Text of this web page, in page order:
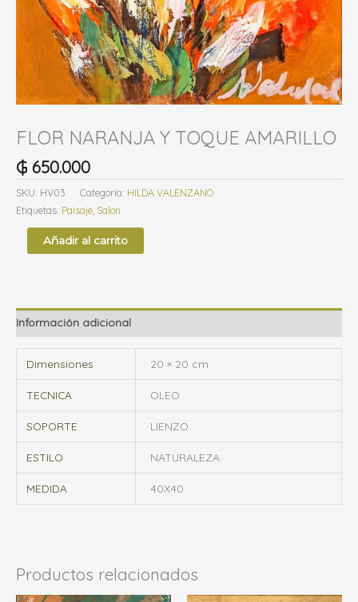
a
FLOR NARANJA Y TOQUE AMARILLO
₲ 650.000
SKU: HV03 Categoría: HILDA VALENZANO
Etiquetas: Paisaje Salon
Añadir al carrito
Información adicional
Dimensiones 20 × 20 cm
TECNICA OLEO
SOPORTE LIENZO
ESTILO NATURALEZA
MEDIDA 40X40
Productos relacionados